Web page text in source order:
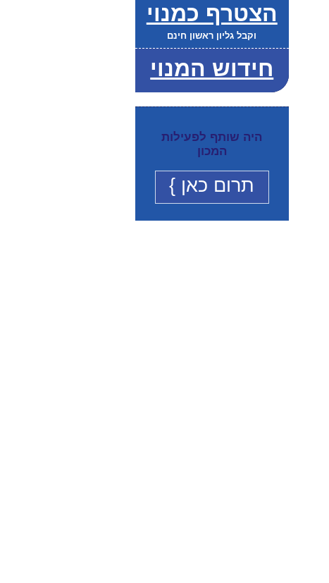
הצטרף כמנוי
וקבל גליון ראשון חינם
חידוש המנוי
היה שותף לפעילות
המכון
תרום כאן }